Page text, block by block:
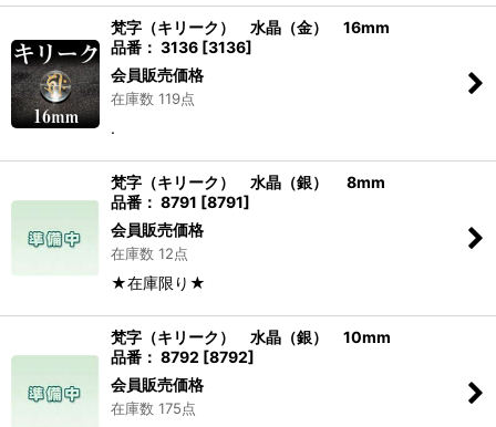
梵字（キリーク） 水晶（金） 16mm
品番： 3136 [3136]
会員販売価格
在庫数 119点
.
梵字（キリーク） 水晶（銀） 8mm
品番： 8791 [8791]
会員販売価格
在庫数 12点
★在庫限り★
梵字（キリーク） 水晶（銀） 10mm
品番： 8792 [8792]
会員販売価格
在庫数 175点